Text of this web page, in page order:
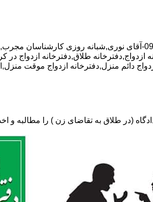
با تخفیف ویژه مشاوره رایگان,09381024452-آقای نوری,شبانه روزی
طلاق,دفترخانه ازدواج در
دائم منزل,دفترخانه ازدواج موقت